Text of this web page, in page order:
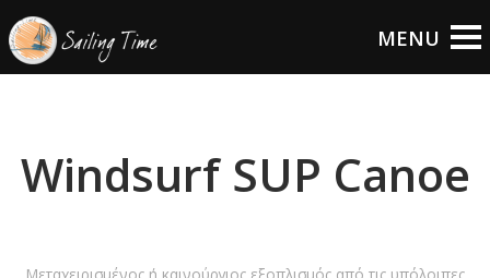
Windsurf SUP Canoe